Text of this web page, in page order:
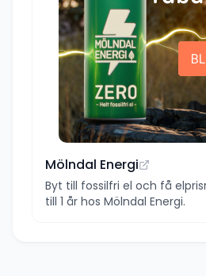
Mölndal Energi
Byt till fossilfri el och få
till 1 år hos Mölndal Energi.